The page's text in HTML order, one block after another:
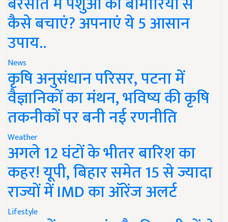
कैसे बचाएं? अपनाएं ये 5 आसान
उपाय..
News
कृषि अनुसंधान परिसर, पटना में
वैज्ञानिकों का मंथन, भविष्य की कृषि
तकनीकों पर बनी नई रणनीति
Weather
अगले 12 घंटों के भीतर बारिश का
कहर! यूपी, बिहार समेत 15 से ज्यादा
राज्यों में IMD का ऑरेंज अलर्ट
Lifestyle